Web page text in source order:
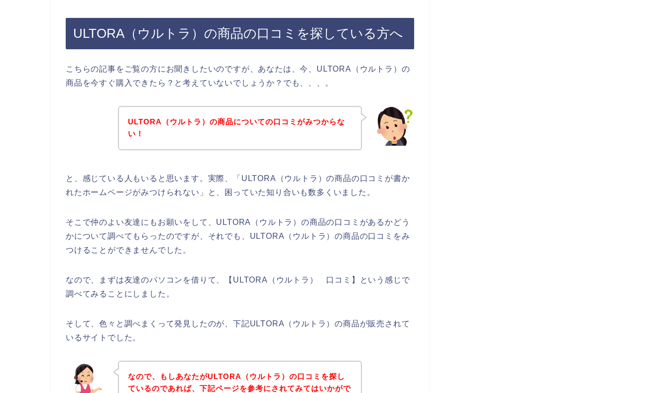
ULTORA（ウルトラ）の商品の口コミを探している方へ
こちらの記事をご覧の方にお聞きしたいのですが、あなたは、今、ULTORA（ウルトラ）の
商品を今すぐ購入できたら？と考えていないでしょうか？でも、、、。
ULTORA（ウルトラ）の商品についての口コミがみつからな
い！
と、感じている人もいると思います。実際、「ULTORA（ウルトラ）の商品の口コミが書か
れたホームページがみつけられない」と、困っていた知り合いも数多くいました。
そこで仲のよい友達にもお願いをして、ULTORA（ウルトラ）の商品の口コミがあるかどう
かについて調べてもらったのですが、それでも、ULTORA（ウルトラ）の商品の口コミをみ
つけることができませんでした。
なので、まずは友達のパソコンを借りて、【ULTORA（ウルトラ） 口コミ】という感じで
調べてみることにしました。
そして、色々と調べまくって発見したのが、下記ULTORA（ウルトラ）の商品が販売されて
いるサイトでした。
なので、もしあなたがULTORA（ウルトラ）の口コミを探し
ているのであれば、下記ページを参考にされてみてはいかがで